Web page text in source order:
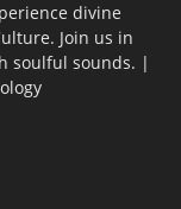
divine
Join us in
soulful sounds. |